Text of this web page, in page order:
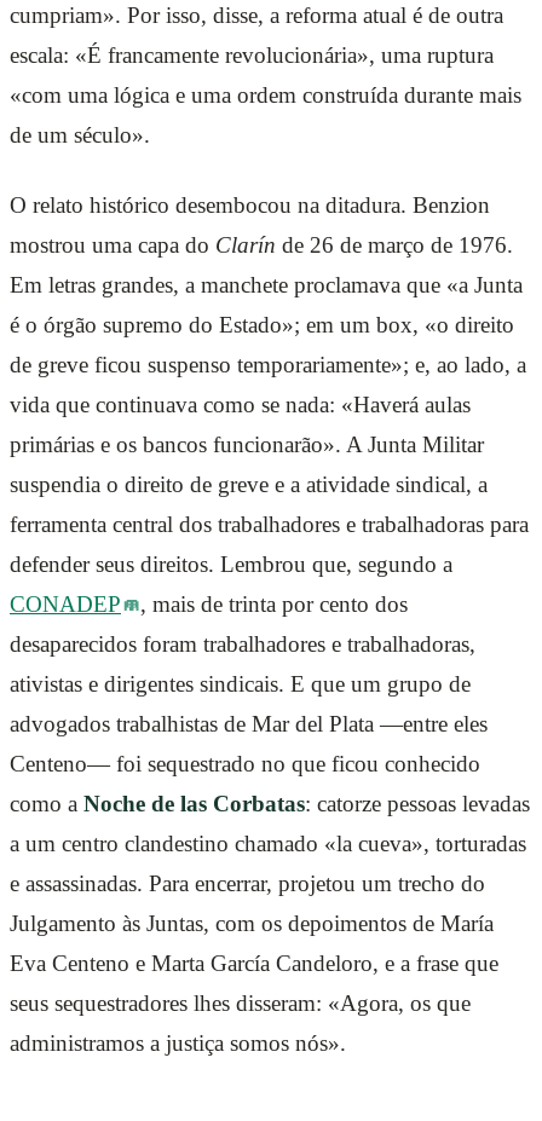
cumpriam». Por isso, disse, a reforma atual é de outra
escala: «É francamente revolucionária», uma ruptura
«com uma lógica e uma ordem construída durante mais
de um século».
O relato histórico desembocou na ditadura. Benzion
mostrou uma capa do Clarín de 26 de março de 1976.
Em letras grandes, a manchete proclamava que «a Junta
é o órgão supremo do Estado»; em um box, «o direito
de greve ficou suspenso temporariamente»; e, ao lado, a
vida que continuava como se nada: «Haverá aulas
primárias e os bancos funcionarão». A Junta Militar
suspendia o direito de greve e a atividade sindical, a
ferramenta central dos trabalhadores e trabalhadoras para
defender seus direitos. Lembrou que, segundo a
CONADEP
, mais de trinta por cento dos
desaparecidos foram trabalhadores e trabalhadoras,
ativistas e dirigentes sindicais. E que um grupo de
advogados trabalhistas de Mar del Plata —entre eles
Centeno— foi sequestrado no que ficou conhecido
como a Noche de las Corbatas: catorze pessoas levadas
a um centro clandestino chamado «la cueva», torturadas
e assassinadas. Para encerrar, projetou um trecho do
Julgamento às Juntas, com os depoimentos de María
Eva Centeno e Marta García Candeloro, e a frase que
seus sequestradores lhes disseram: «Agora, os que
administramos a justiça somos nós».